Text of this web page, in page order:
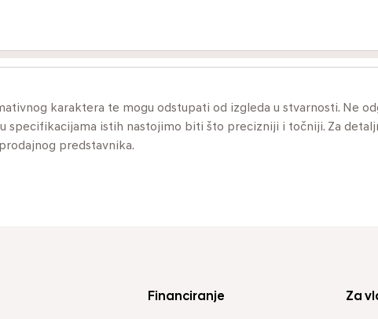
karaktera te mogu odstupati od izgleda u stvarnosti. Ne
specifikacijama istih nastojimo biti što precizniji i točniji. Za
predstavnika.
Financiranje Za